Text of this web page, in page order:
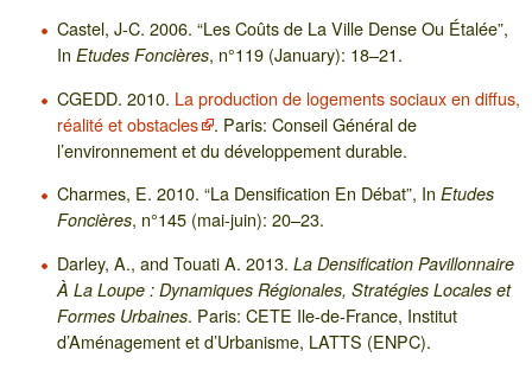
Castel, J-C. 2006. “Les Coûts de La Ville Dense Ou Étalée”,
In Etudes Foncières, n°119 (January): 18–21.
CGEDD. 2010. La production de logements sociaux en diffus,
réalité et obstacles
. Paris: Conseil Général de
l’environnement et du développement durable.
Charmes, E. 2010. “La Densification En Débat”, In Etudes
Foncières, n°145 (mai-juin): 20–23.
Darley, A., and Touati A. 2013. La Densification Pavillonnaire
À La Loupe : Dynamiques Régionales, Stratégies Locales et
Formes Urbaines. Paris: CETE Ile-de-France, Institut
d’Aménagement et d’Urbanisme, LATTS (ENPC).